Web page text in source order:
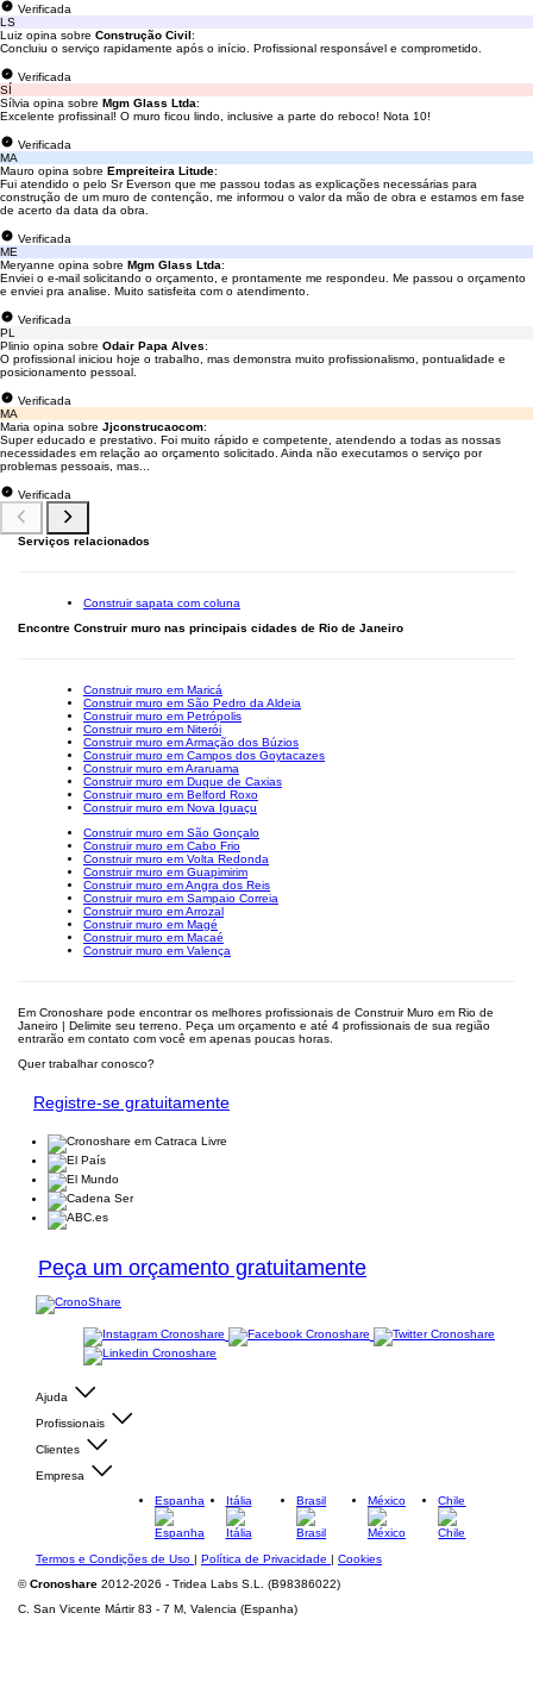
Verificada
LS
Luiz opina sobre Construção Civil:
Concluiu o serviço rapidamente após o início. Profissional responsável e comprometido.
Verificada
SÍ
Sílvia opina sobre Mgm Glass Ltda:
Excelente profissinal! O muro ficou lindo, inclusive a parte do reboco! Nota 10!
Verificada
MA
Mauro opina sobre Empreiteira Litude:
Fui atendido o pelo Sr Everson que me passou todas as explicações necessárias para
construção de um muro de contenção, me informou o valor da mão de obra e estamos em fase
de acerto da data da obra.
Verificada
ME
Meryanne opina sobre Mgm Glass Ltda:
Enviei o e-mail solicitando o orçamento, e prontamente me respondeu. Me passou o orçamento
e enviei pra analise. Muito satisfeita com o atendimento.
Verificada
PL
Plinio opina sobre Odair Papa Alves:
O profissional iniciou hoje o trabalho, mas demonstra muito profissionalismo, pontualidade e
posicionamento pessoal.
Verificada
MA
Maria opina sobre Jjconstrucaocom:
Super educado e prestativo. Foi muito rápido e competente, atendendo a todas as nossas
necessidades em relação ao orçamento solicitado. Ainda não executamos o serviço por
problemas pessoais, mas...
Verificada
Serviços relacionados
Construir sapata com coluna
Encontre Construir muro nas principais cidades de Rio de Janeiro
Construir muro em Maricá
Construir muro em São Pedro da Aldeia
Construir muro em Petrópolis
Construir muro em Niterói
Construir muro em Armação dos Búzios
Construir muro em Campos dos Goytacazes
Construir muro em Araruama
Construir muro em Duque de Caxias
Construir muro em Belford Roxo
Construir muro em Nova Iguaçu
Construir muro em São Gonçalo
Construir muro em Cabo Frio
Construir muro em Volta Redonda
Construir muro em Guapimirim
Construir muro em Angra dos Reis
Construir muro em Sampaio Correia
Construir muro em Arrozal
Construir muro em Magé
Construir muro em Macaé
Construir muro em Valença
Em Cronoshare pode encontrar os melhores profissionais de Construir Muro em Rio de
Janeiro | Delimite seu terreno. Peça um orçamento e até 4 profissionais de sua região
entrarão em contato com você em apenas poucas horas.
Quer trabalhar conosco?
Registre-se gratuitamente
Peça um orçamento gratuitamente
Ajuda
Profissionais
Clientes
Empresa
Espanha
Itália Brasil México Chile
Termos e Condições de Uso | Política de Privacidade | Cookies
©Cronoshare 2012-2026 - Tridea Labs S.L. (B98386022)
C. San Vicente Mártir 83 - 7 M, Valencia (Espanha)